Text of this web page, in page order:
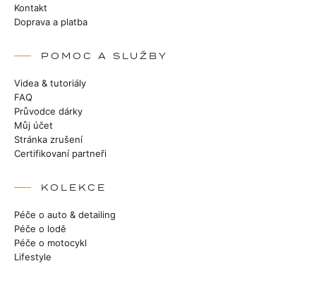
Kontakt
Doprava a platba
POMOC A SLUŽBY
Videa & tutoriály
FAQ
Průvodce dárky
Můj účet
Stránka zrušení
Certifikovaní partneři
KOLEKCE
Péče o auto & detailing
Péče o lodě
Péče o motocykl
Lifestyle